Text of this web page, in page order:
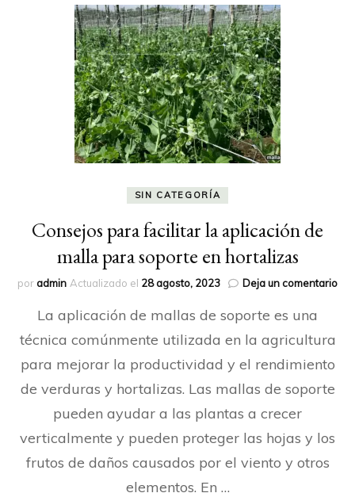
SIN CATEGORÍA
Consejos para facilitar la aplicación de
malla para soporte en hortalizas
poradmin Actualizado el 28 agosto, 2023 Deja un comentarioen
La aplicación de mallas de soporte es una
técnica comúnmente utilizada en la agricultura
para mejorar la productividad y el rendimiento
de verduras y hortalizas. Las mallas de soporte
pueden ayudar a las plantas a crecer
verticalmente y pueden proteger las hojas y los
frutos de daños causados por el viento y otros
elementos. En …